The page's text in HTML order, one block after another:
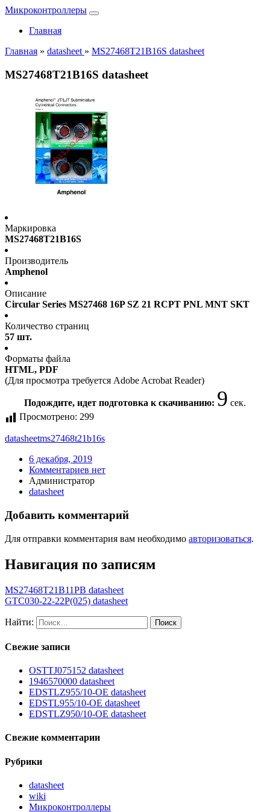
Микроконтроллеры
Главная
Главная » datasheet » MS27468T21B16S datasheet
MS27468T21B16S datasheet
Маркировка
MS27468T21B16S
Производитель
Amphenol
Описание
Circular Series MS27468 16P SZ 21 RCPT PNL MNT SKT
Количество страниц
57 шт.
Форматы файла
HTML, PDF
(Для просмотра требуется Adobe Acrobat Reader)
Подождите, идет подготовка к скачиванию: 9 сек.
Просмотрено: 299
datasheetms27468t21b16s
6 декабря, 2019
Комментариев нет
Администратор
datasheet
Добавить комментарий
Для отправки комментария вам необходимо авторизоваться.
Навигация по записям
MS27468T21B11PB datasheet
GTC030-22-22P(025) datasheet
Найти:
Свежие записи
OSTTJ075152 datasheet
1946570000 datasheet
EDSTLZ955/10-OE datasheet
EDSTL955/10-OE datasheet
EDSTLZ950/10-OE datasheet
Свежие комментарии
Рубрики
datasheet
wiki
Микроконтроллеры